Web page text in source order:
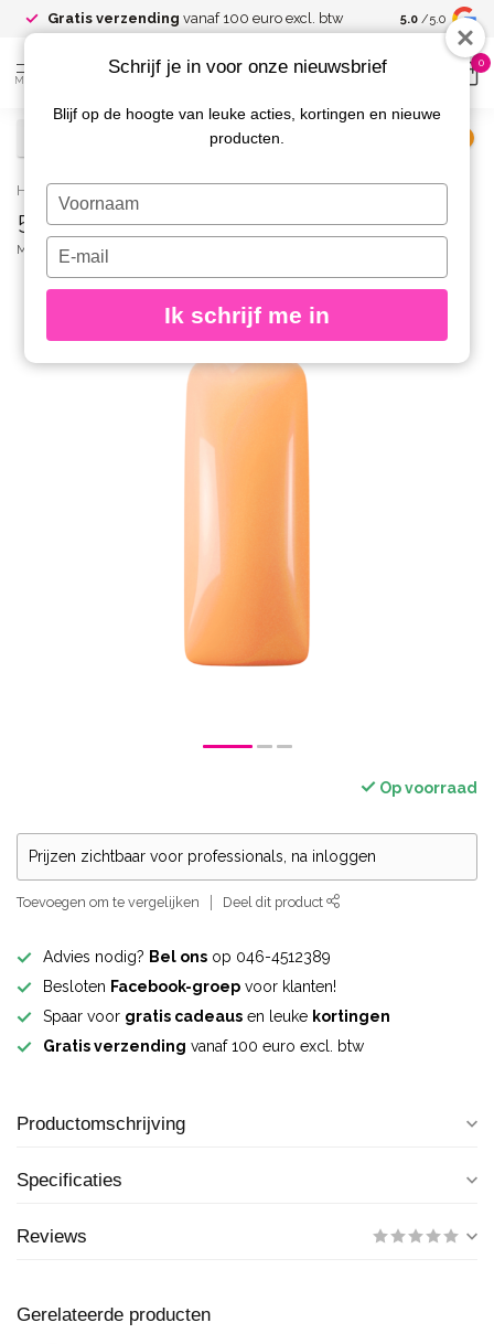
Gratis verzending vanaf 100 euro excl. btw 5.0 /5.0
MENU
0
Home / 589 Gelpolish Tangerine
589 Gelpolish Tangerine
MAGNETIC
Op voorraad
Prijzen zichtbaar voor professionals, na inloggen
Toevoegen om te vergelijken Deel dit product
Advies nodig? Bel ons op 046-4512389
Besloten Facebook-groep voor klanten!
Spaar voor gratis cadeaus en leuke kortingen
Gratis verzending vanaf 100 euro excl. btw
Productomschrijving
Specificaties
Reviews
Gerelateerde producten
Schrijf je in voor onze nieuwsbrief
Blijf op de hoogte van leuke acties, kortingen en nieuwe
producten.
Typ
je
naam
Typ
je
e-
in
Ik schrijf me in